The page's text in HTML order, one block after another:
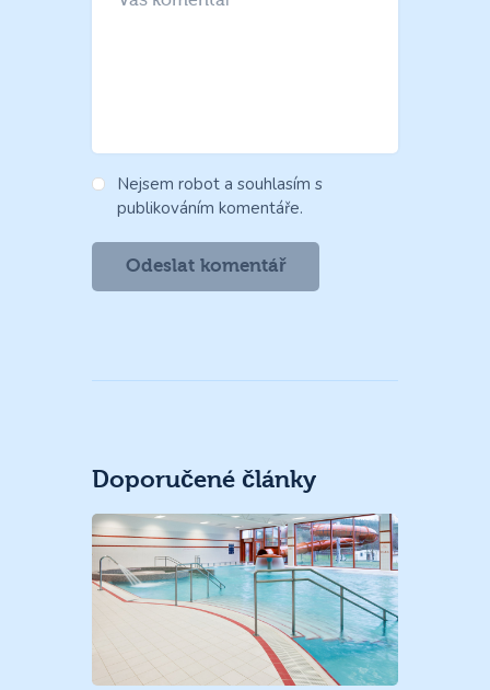
Nejsem robot a souhlasím s
publikováním komentáře.
Doporučené články